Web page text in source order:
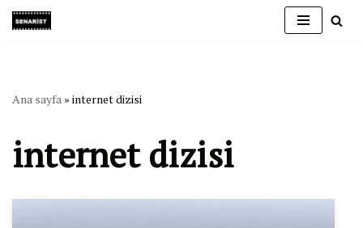
Ana sayfa » internet dizisi
internet dizisi